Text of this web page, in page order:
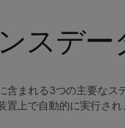
スデ
含まれる3つの主要な
置上で自動的に実行さ